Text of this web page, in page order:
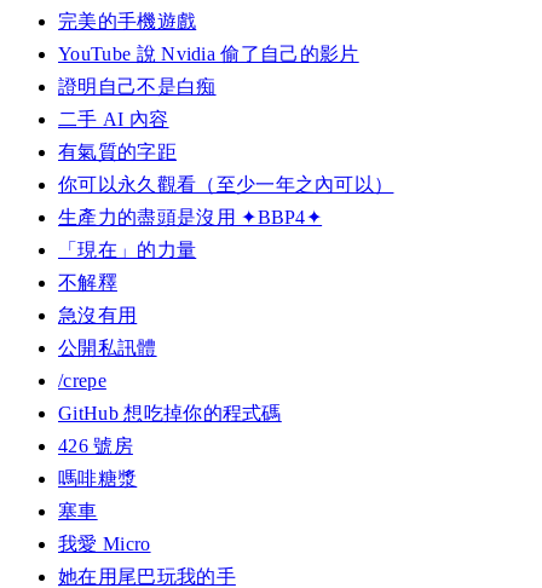
完美的手機遊戲
YouTube 說 Nvidia 偷了自己的影片
證明自己不是白痴
二手 AI 內容
有氣質的字距
你可以永久觀看（至少一年之內可以）
生產力的盡頭是沒用 ✦BBP4✦
「現在」的力量
不解釋
急沒有用
公開私訊體
/crepe
GitHub 想吃掉你的程式碼
426 號房
嗎啡糖漿
塞車
我愛 Micro
她在用尾巴玩我的手